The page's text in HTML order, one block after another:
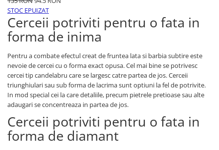
STOC EPUIZAT
Cerceii potriviti pentru o fata in
forma de inima
Pentru a combate efectul creat de fruntea lata si barbia subtire este
nevoie de cercei cu o forma exact opusa. Cel mai bine se potrivesc
cercei tip candelabru care se largesc catre partea de jos. Cerceii
triunghiulari sau sub forma de lacrima sunt optiuni la fel de potrivite.
In mod special cei la care detaliile, precum pietrele pretioase sau alte
adaugari se concentreaza in partea de jos.
Cerceii potriviti pentru o fata in
forma de diamant